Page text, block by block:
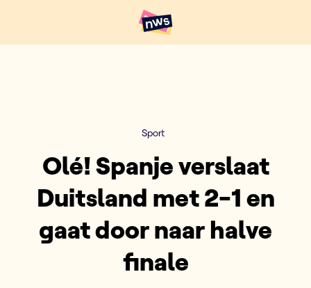
Hoofdpunten VRT NWS
Sport
Olé! Spanje verslaat
Duitsland met 2-1 en
gaat door naar halve
finale